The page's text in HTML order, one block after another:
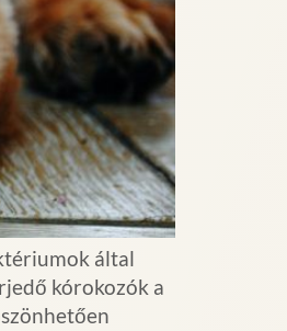
által
kórokozók a